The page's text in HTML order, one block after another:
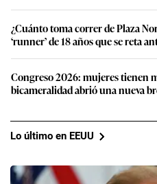
¿Cuánto toma correr de Plaza
‘runner’ de 18 años que se reta
Congreso 2026: mujeres tienen
bicameralidad abrió una nueva
Lo último en EEUU